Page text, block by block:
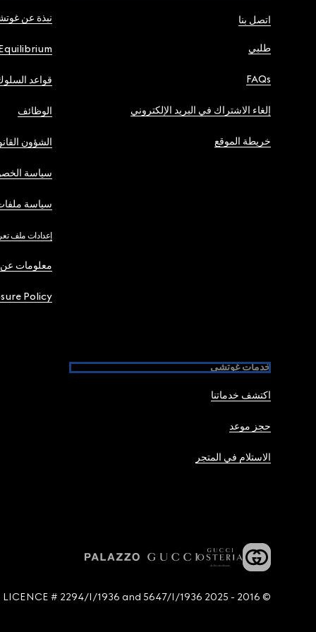
اتصل بنا
طلبي
FAQs
إلغاء الاشتراك في البريد الإلكتروني
خريطة الموقع
نبذة عن
قواعد
الوظائف
الشؤون
سياسة
سياسة
إعدادات ملف
معلومات
Policy
خدمات غوتشي
اكتشف خدماتنا
حجز موعد
الاستلام في المتجر
© 2016 - 2025 Guccio Gucci S.p.A. - All rights reserved. SIAE LICENCE # 2294/I/1936 and 5647/I/1936